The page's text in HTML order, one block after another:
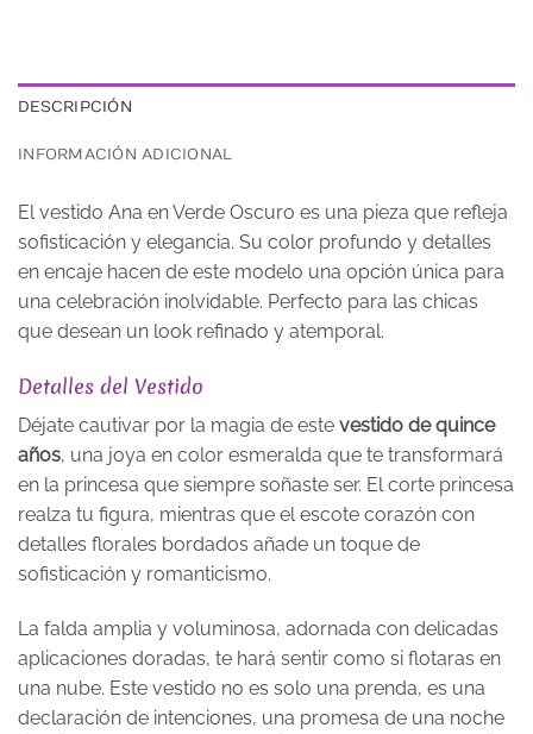
DESCRIPCIÓN
INFORMACIÓN ADICIONAL
El vestido Ana en Verde Oscuro es una pieza que refleja
sofisticación y elegancia. Su color profundo y detalles
en encaje hacen de este modelo una opción única para
una celebración inolvidable. Perfecto para las chicas
que desean un look refinado y atemporal.
Detalles del Vestido
Déjate cautivar por la magia de este vestido de quince
años, una joya en color esmeralda que te transformará
en la princesa que siempre soñaste ser. El corte princesa
realza tu figura, mientras que el escote corazón con
detalles florales bordados añade un toque de
sofisticación y romanticismo.
La falda amplia y voluminosa, adornada con delicadas
aplicaciones doradas, te hará sentir como si flotaras en
una nube. Este vestido no es solo una prenda, es una
declaración de intenciones, una promesa de una noche